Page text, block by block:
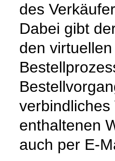
des
Dabei gibt
den
enthaltenen
auch per E-